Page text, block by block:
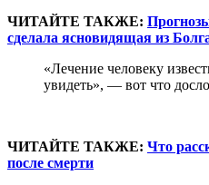
ЧИТАЙТЕ ТАКЖЕ:
сделала ясновидящая из
«Лечение человеку
увидеть», — вот что
ЧИТАЙТЕ ТАКЖЕ: Что
после смерти